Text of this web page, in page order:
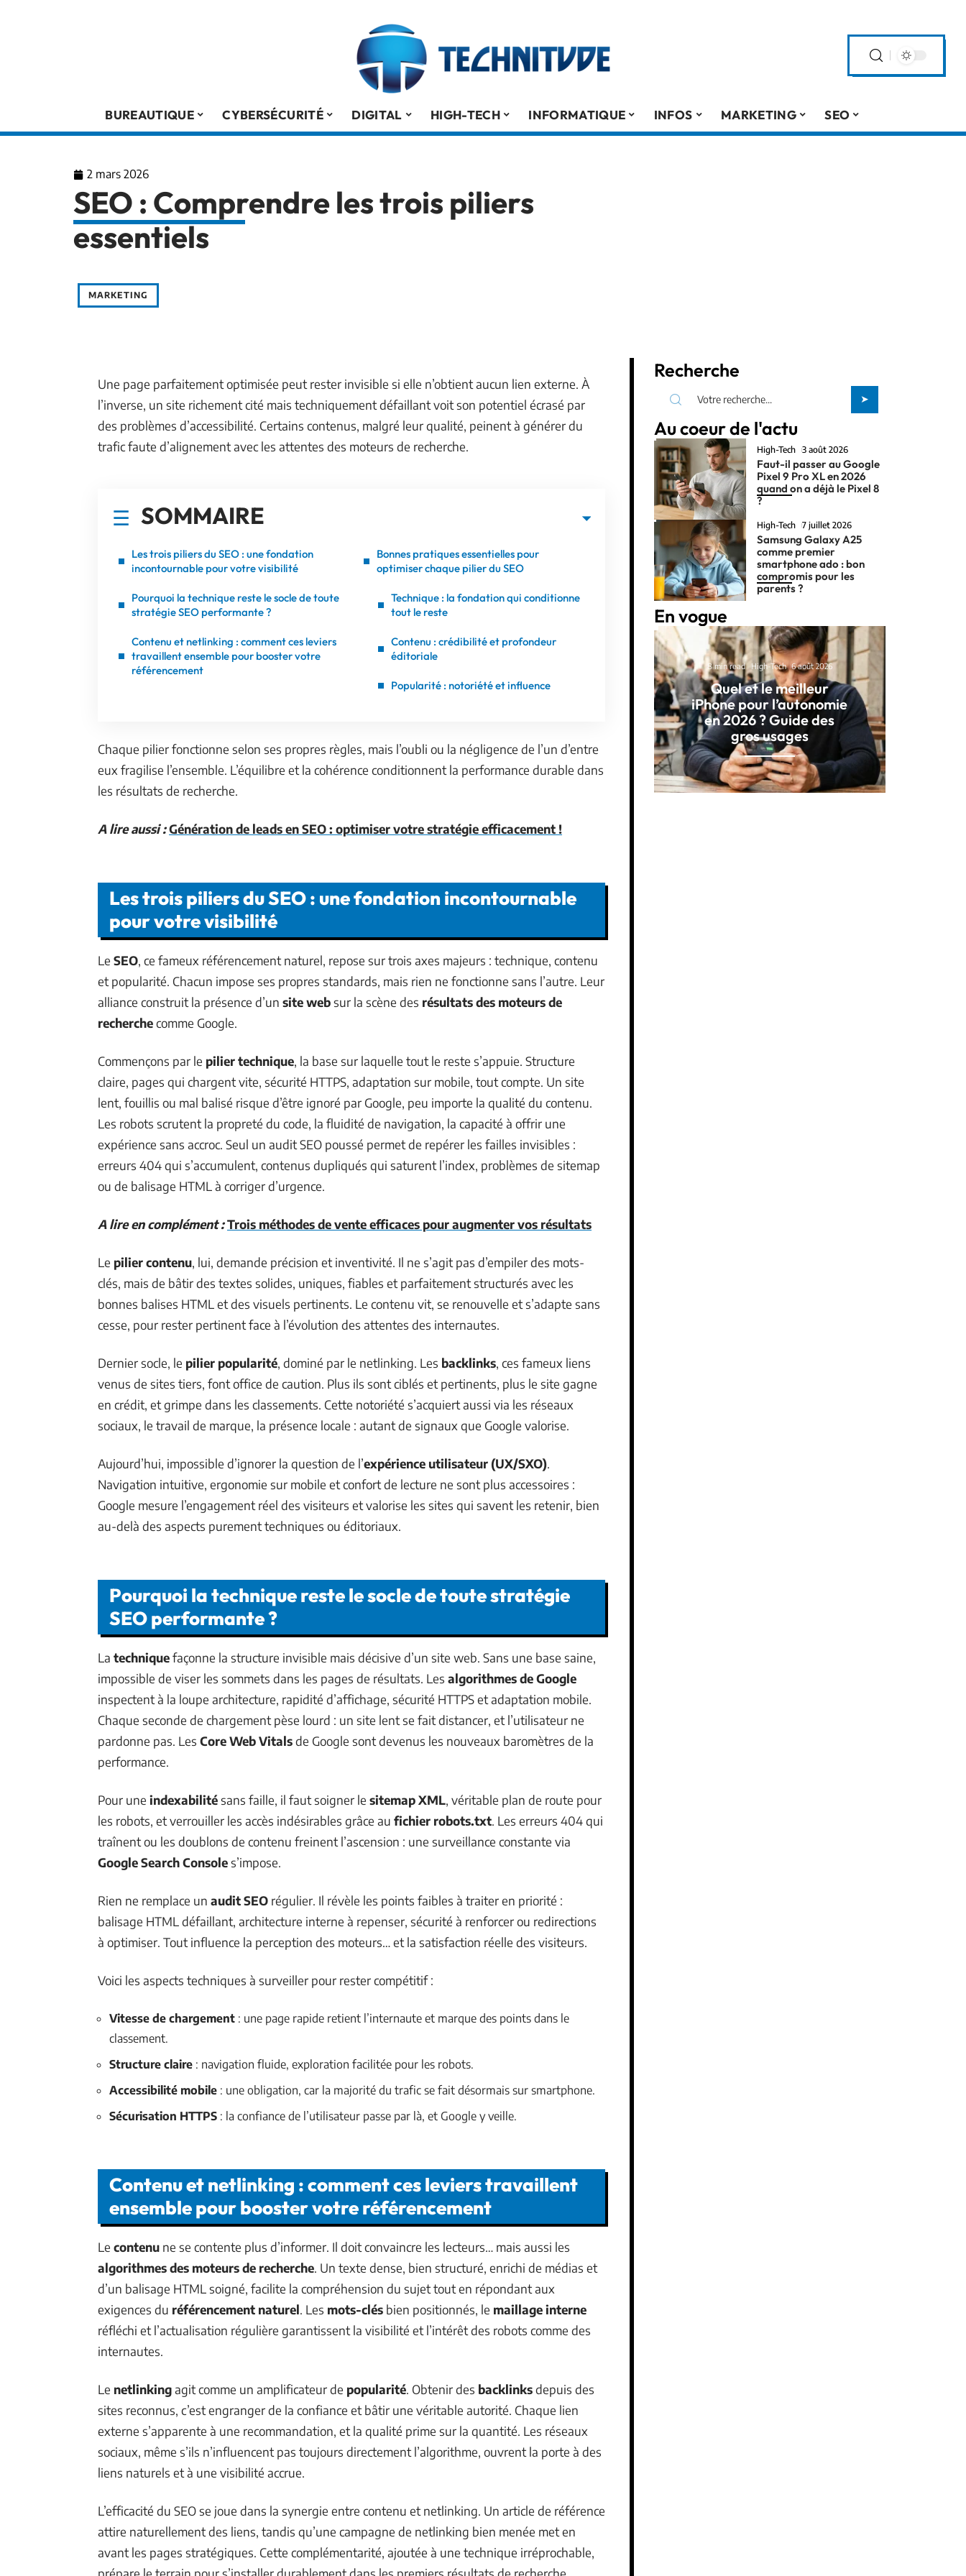
BUREAUTIQUE CYBERSÉCURITÉ DIGITAL HIGH-TECH INFORMATIQUE INFOS MARKETING SEO
2 mars 2026
SEO : Comprendre les trois piliers
essentiels
MARKETING
Une page parfaitement optimisée peut rester invisible si elle n’obtient aucun lien externe. À
l’inverse, un site richement cité mais techniquement défaillant voit son potentiel écrasé par
des problèmes d’accessibilité. Certains contenus, malgré leur qualité, peinent à générer du
trafic faute d’alignement avec les attentes des moteurs de recherche.
SOMMAIRE
Les trois piliers du SEO : une fondation
incontournable pour votre visibilité
Pourquoi la technique reste le socle de toute
stratégie SEO performante ?
Contenu et netlinking : comment ces leviers
travaillent ensemble pour booster votre
référencement
Bonnes pratiques essentielles pour
optimiser chaque pilier du SEO
Technique : la fondation qui conditionne
tout le reste
Contenu : crédibilité et profondeur
éditoriale
Popularité : notoriété et influence
Chaque pilier fonctionne selon ses propres règles, mais l’oubli ou la négligence de l’un d’entre
eux fragilise l’ensemble. L’équilibre et la cohérence conditionnent la performance durable dans
les résultats de recherche.
A lire aussi :Génération de leads en SEO : optimiser votre stratégie efficacement !
Les trois piliers du SEO : une fondation incontournable
pour votre visibilité
Le SEO, ce fameux référencement naturel, repose sur trois axes majeurs : technique, contenu
et popularité. Chacun impose ses propres standards, mais rien ne fonctionne sans l’autre. Leur
alliance construit la présence d’un site websur la scène des résultats des moteurs de
recherchecomme Google.
Commençons par le pilier technique, la base sur laquelle tout le reste s’appuie. Structure
claire, pages qui chargent vite, sécurité HTTPS, adaptation sur mobile, tout compte. Un site
lent, fouillis ou mal balisé risque d’être ignoré par Google, peu importe la qualité du contenu.
Les robots scrutent la propreté du code, la fluidité de navigation, la capacité à offrir une
expérience sans accroc. Seul un audit SEO poussé permet de repérer les failles invisibles :
erreurs 404 qui s’accumulent, contenus dupliqués qui saturent l’index, problèmes de sitemap
ou de balisage HTML à corriger d’urgence.
A lire en complément :Trois méthodes de vente efficaces pour augmenter vos résultats
Le pilier contenu, lui, demande précision et inventivité. Il ne s’agit pas d’empiler des mots-
clés, mais de bâtir des textes solides, uniques, fiables et parfaitement structurés avec les
bonnes balises HTML et des visuels pertinents. Le contenu vit, se renouvelle et s’adapte sans
cesse, pour rester pertinent face à l’évolution des attentes des internautes.
Dernier socle, le pilier popularité, dominé par le netlinking. Les backlinks, ces fameux liens
venus de sites tiers, font office de caution. Plus ils sont ciblés et pertinents, plus le site gagne
en crédit, et grimpe dans les classements. Cette notoriété s’acquiert aussi via les réseaux
sociaux, le travail de marque, la présence locale : autant de signaux que Google valorise.
Aujourd’hui, impossible d’ignorer la question de l’expérience utilisateur (UX/SXO).
Navigation intuitive, ergonomie sur mobile et confort de lecture ne sont plus accessoires :
Google mesure l’engagement réel des visiteurs et valorise les sites qui savent les retenir, bien
au-delà des aspects purement techniques ou éditoriaux.
Pourquoi la technique reste le socle de toute stratégie
SEO performante ?
La techniquefaçonne la structure invisible mais décisive d’un site web. Sans une base saine,
impossible de viser les sommets dans les pages de résultats. Les algorithmes de Google
inspectent à la loupe architecture, rapidité d’affichage, sécurité HTTPS et adaptation mobile.
Chaque seconde de chargement pèse lourd : un site lent se fait distancer, et l’utilisateur ne
pardonne pas. Les Core Web Vitalsde Google sont devenus les nouveaux baromètres de la
performance.
Pour une indexabilitésans faille, il faut soigner le sitemap XML, véritable plan de route pour
les robots, et verrouiller les accès indésirables grâce au fichier robots.txt. Les erreurs 404 qui
traînent ou les doublons de contenu freinent l’ascension : une surveillance constante via
Google Search Consoles’impose.
Rien ne remplace un audit SEO régulier. Il révèle les points faibles à traiter en priorité :
balisage HTML défaillant, architecture interne à repenser, sécurité à renforcer ou redirections
à optimiser. Tout influence la perception des moteurs… et la satisfaction réelle des visiteurs.
Voici les aspects techniques à surveiller pour rester compétitif :
Vitesse de chargement : une page rapide retient l’internaute et marque des points dans le
classement.
Structure claire : navigation fluide, exploration facilitée pour les robots.
Accessibilité mobile : une obligation, car la majorité du trafic se fait désormais sur smartphone.
Sécurisation HTTPS : la confiance de l’utilisateur passe par là, et Google y veille.
Contenu et netlinking : comment ces leviers travaillent
ensemble pour booster votre référencement
Le contenu ne se contente plus d’informer. Il doit convaincre les lecteurs… mais aussi les
algorithmes des moteurs de recherche. Un texte dense, bien structuré, enrichi de médias et
d’un balisage HTML soigné, facilite la compréhension du sujet tout en répondant aux
exigences du référencement naturel. Les mots-clés bien positionnés, le maillage interne
réfléchi et l’actualisation régulière garantissent la visibilité et l’intérêt des robots comme des
internautes.
Le netlinkingagit comme un amplificateur de popularité. Obtenir des backlinksdepuis des
sites reconnus, c’est engranger de la confiance et bâtir une véritable autorité. Chaque lien
externe s’apparente à une recommandation, et la qualité prime sur la quantité. Les réseaux
sociaux, même s’ils n’influencent pas toujours directement l’algorithme, ouvrent la porte à des
liens naturels et à une visibilité accrue.
L’efficacité du SEO se joue dans la synergie entre contenu et netlinking. Un article de référence
attire naturellement des liens, tandis qu’une campagne de netlinking bien menée met en
avant les pages stratégiques. Cette complémentarité, ajoutée à une technique irréprochable,
Recherche
Au coeur de l'actu
High-Tech 3 août 2026
Faut-il passer au Google
Pixel 9 Pro XL en 2026
quand on a déjà le Pixel 8
?
High-Tech 7 juillet 2026
Samsung Galaxy A25
comme premier
smartphone ado : bon
compromis pour les
parents ?
En vogue
8 min read High-Tech 6 août 2026
Quel et le meilleur
iPhone pour l’autonomie
en 2026 ? Guide des
gros usages